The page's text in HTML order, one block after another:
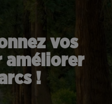
vos
améliorer
!